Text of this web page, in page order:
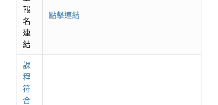
報
名
連
結
點擊連結
課
程
符
合